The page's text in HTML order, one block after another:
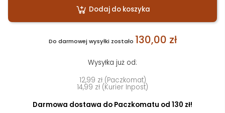
Dodaj do koszyka
Do darmowej wysyłki zostało 130,00 zł
Wysyłka już od:
12,99 zł (Paczkomat)
14,99 zł (Kurier Inpost)
Darmowa dostawa do Paczkomatu od 130 zł!